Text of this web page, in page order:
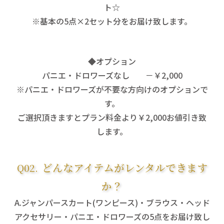
ト☆
※基本の5点×2セット分をお届け致します。
◆オプション
パニエ・ドロワーズなし －￥2,000
※パニエ・ドロワーズが不要な方向けのオプションで
す。
ご選択頂きますとプラン料金より￥2,000お値引き致
します。
どんなアイテムがレンタルできます
か？
ジャンパースカート(ワンピース)・ブラウス・ヘッド
アクセサリー・パニエ・ドロワーズの5点をお届け致し